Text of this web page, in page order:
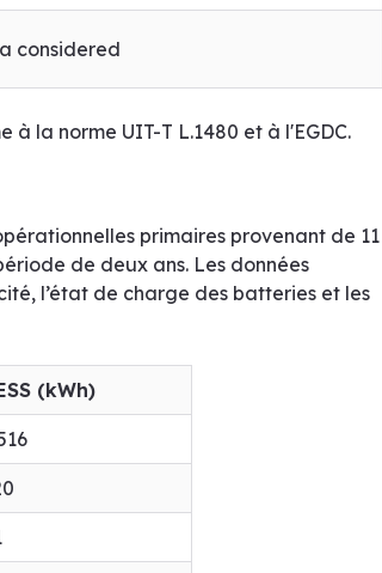
considered
la norme UIT-T L.1480 et à l'EGDC.
primaires provenant de 11
de deux ans. Les données
l’état de charge des batteries et les
(kWh)